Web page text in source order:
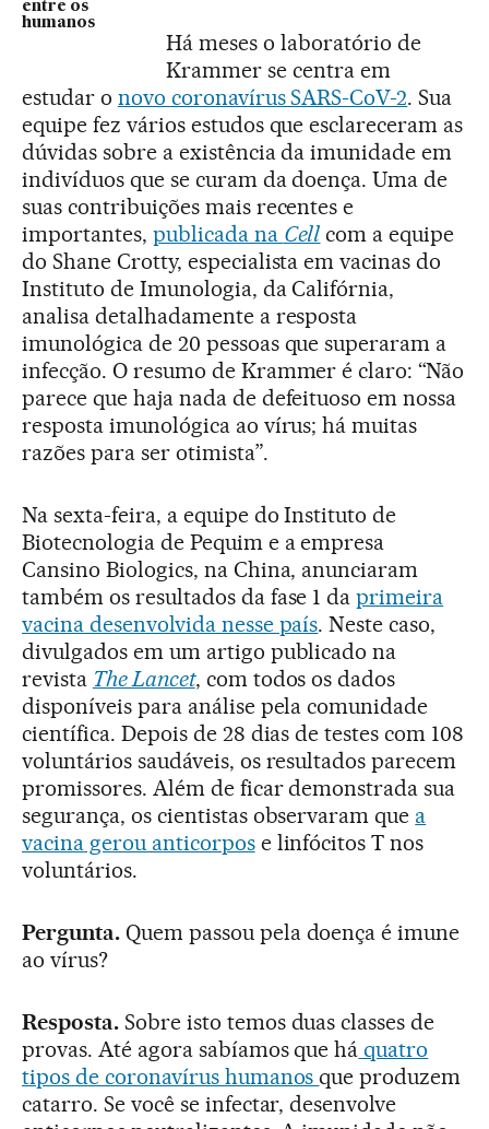
entre os
humanos
Há meses o laboratório de
Krammer se centra em
estudar o novo coronavírus SARS-CoV-2. Sua
equipe fez vários estudos que esclareceram as
dúvidas sobre a existência da imunidade em
indivíduos que se curam da doença. Uma de
suas contribuições mais recentes e
importantes, publicada na Cell com a equipe
do Shane Crotty, especialista em vacinas do
Instituto de Imunologia, da Califórnia,
analisa detalhadamente a resposta
imunológica de 20 pessoas que superaram a
infecção. O resumo de Krammer é claro: “Não
parece que haja nada de defeituoso em nossa
resposta imunológica ao vírus; há muitas
razões para ser otimista”.
Na sexta-feira, a equipe do Instituto de
Biotecnologia de Pequim e a empresa
Cansino Biologics, na China, anunciaram
também os resultados da fase 1 daprimeira
vacina desenvolvida nesse país. Neste caso,
divulgados em um artigo publicado na
revista The Lancet, com todos os dados
disponíveis para análise pela comunidade
científica. Depois de 28 dias de testes com 108
voluntários saudáveis, os resultados parecem
promissores. Além de ficar demonstrada sua
segurança, os cientistas observaram que a
vacina gerou anticorpose linfócitos T nos
voluntários.
Pergunta.Quem passou pela doença é imune
ao vírus?
Resposta.Sobre isto temos duas classes de
provas. Até agora sabíamos que há quatro
tipos de coronavírus humanosque produzem
catarro. Se você se infectar, desenvolve